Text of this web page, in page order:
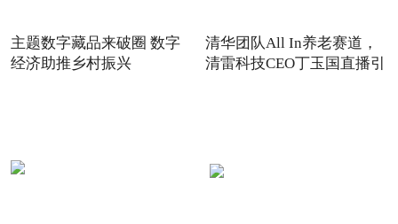
主题数字藏品来破圈 数字
经济助推乡村振兴
清华团队All In养老赛道，
清雷科技CEO丁玉国直播引